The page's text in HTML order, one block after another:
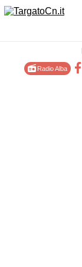
Radio Alba